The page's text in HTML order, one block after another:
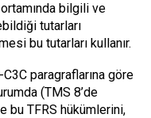
ortamında bilgili ve
tutarları
bu tutarları kullanır.
C3C paragraflarına göre
(TMS 8’de
bu TFRS hükümlerini,